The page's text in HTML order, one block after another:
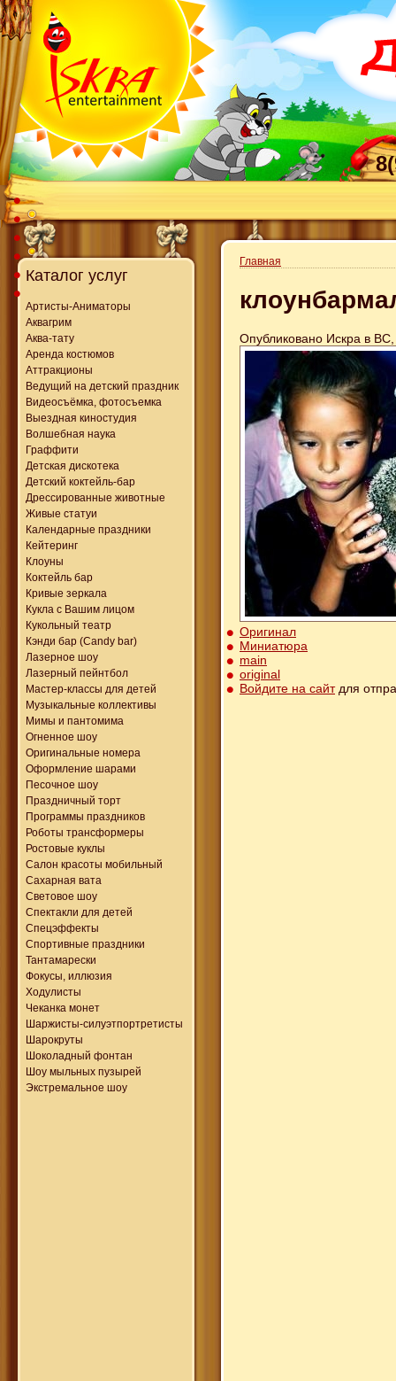
Каталог услуг
Артисты-Аниматоры
Аквагрим
Аква-тату
Аренда костюмов
Аттракционы
Ведущий на детский праздник
Видеосъёмка, фотосъемка
Выездная киностудия
Волшебная наука
Граффити
Детская дискотека
Детский коктейль-бар
Дрессированные животные
Живые статуи
Календарные праздники
Кейтеринг
Клоуны
Коктейль бар
Кривые зеркала
Кукла с Вашим лицом
Кукольный театр
Кэнди бар (Candy bar)
Лазерное шоу
Лазерный пейнтбол
Мастер-классы для детей
Музыкальные коллективы
Мимы и пантомима
Огненное шоу
Оригинальные номера
Оформление шарами
Песочное шоу
Праздничный торт
Программы праздников
Роботы трансформеры
Ростовые куклы
Салон красоты мобильный
Сахарная вата
Световое шоу
Спектакли для детей
Спецэффекты
Спортивные праздники
Тантамарески
Фокусы, иллюзия
Ходулисты
Чеканка монет
Шаржисты-силуэтпортретисты
Шарокруты
Шоколадный фонтан
Шоу мыльных пузырей
Экстремальное шоу
Главная
Опубликовано Искра в
Оригинал
Миниатюра
main
original
Войдите на сайтдля